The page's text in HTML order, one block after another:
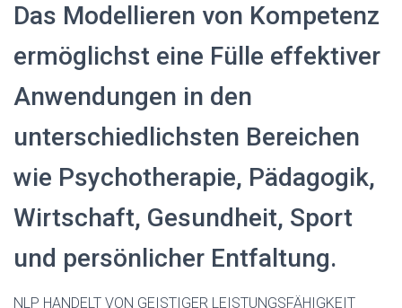
Das Modellieren von Kompetenz
ermöglichst eine Fülle effektiver
Anwendungen in den
unterschiedlichsten Bereichen
wie Psychotherapie, Pädagogik,
Wirtschaft, Gesundheit, Sport
und persönlicher Entfaltung.
NLP HANDELT VON GEISTIGER LEISTUNGSFÄHIGKEIT